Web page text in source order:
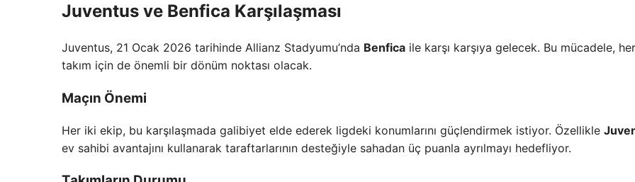
Juventus ve Benfica Karşılaşması
Juventus, 21 Ocak 2026 tarihinde Allianz Stadyumu’nda Benfica ile karşı karşıya gelecek. Bu mücadele,
takım için de önemli bir dönüm noktası olacak.
Maçın Önemi
Her iki ekip, bu karşılaşmada galibiyet elde ederek ligdeki konumlarını güçlendirmek istiyor. Özellikle
ev sahibi avantajını kullanarak taraftarlarının desteğiyle sahadan üç puanla ayrılmayı hedefliyor.